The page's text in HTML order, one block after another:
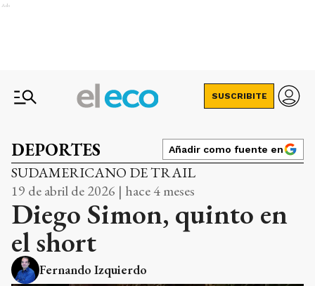
Ads
SUSCRIBITE
DEPORTES Añadir como fuente en
SUDAMERICANO DE TRAIL
19 de abril de 2026 | hace 4 meses
Diego Simon, quinto en
el short
Fernando Izquierdo